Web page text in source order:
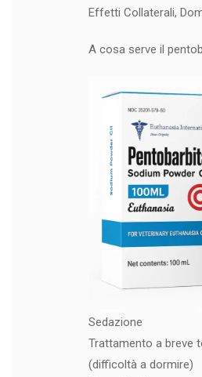
Effetti Collaterali,
A cosa serve il
Sedazione
Trattamento a breve
(difficoltà a dormire)